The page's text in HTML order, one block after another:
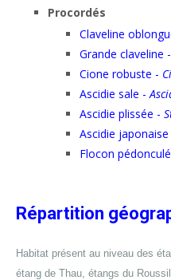
Procordés
Claveline
Grande claveline -
Cione robuste -
Ascidie sale -
Ascidie plissée -
Ascidie japonaise
Flocon
Répartition
Habitat présent au niveau des
étang de Thau, étangs du